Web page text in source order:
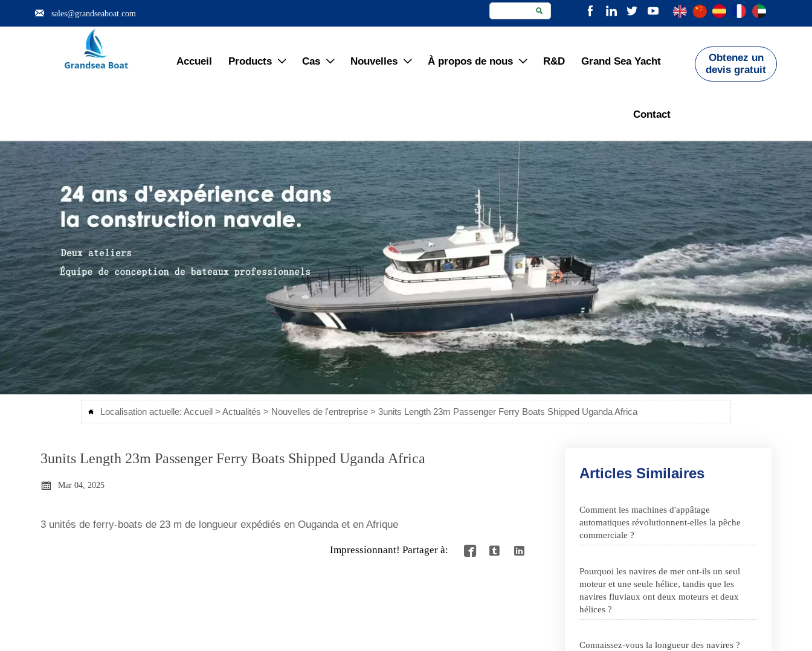
 sales@grandseaboat.com 
Accueil Products  Cas  Nouvelles  À propos de nous  R&D Grand Sea Yacht
Contact
Obtenez un
devis gratuit
 Localisation actuelle:Accueil >Actualités > Nouvelles de l'entreprise >3units Length 23m Passenger Ferry Boats Shipped Uganda Africa
3units Length 23m Passenger Ferry Boats Shipped Uganda Africa
 Mar 04, 2025
3 unités de ferry-boats de 23 m de longueur expédiés en Ouganda et en Afrique
Impressionnant! Partager à:   
Articles Similaires
Comment les machines d'appâtage
automatiques révolutionnent-elles la pêche
commerciale ?
Pourquoi les navires de mer ont-ils un seul
moteur et une seule hélice, tandis que les
navires fluviaux ont deux moteurs et deux
hélices ?
Connaissez-vous la longueur des navires ?